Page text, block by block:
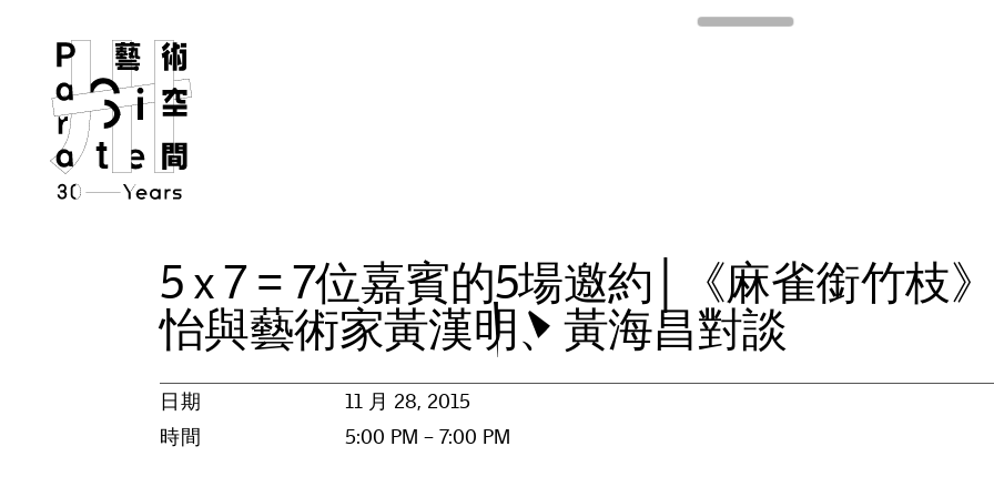
5 x7 = 7位嘉賓的5場邀約 《麻雀銜竹枝》
怡與藝術家黃漢明、 黃海昌對談
日期
11 月 28, 2015
時間
5:00 PM – 7:00 PM